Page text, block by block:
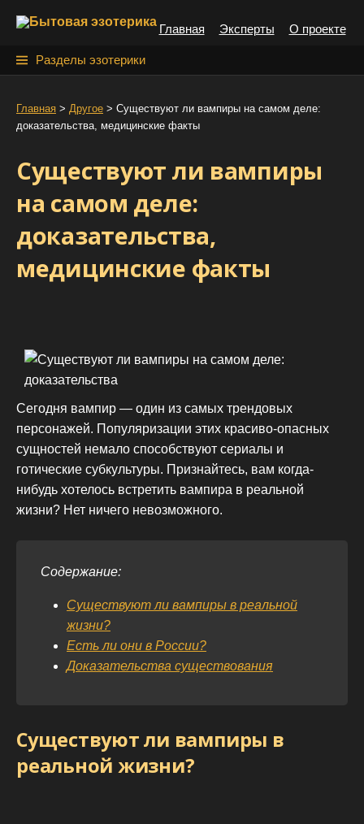
Главная Эксперты О проекте
Разделы эзотерики
:
Главная > Другое > Cуществуют ли вампиры на самом деле:
доказательства, медицинские факты
Cуществуют ли вампиры
на самом деле:
доказательства,
медицинские факты
Сегодня вампир — один из самых трендовых
персонажей. Популяризации этих красиво-опасных
сущностей немало способствуют сериалы и
готические субкультуры. Признайтесь, вам когда-
нибудь хотелось встретить вампира в реальной
жизни? Нет ничего невозможного.
Содержание:
Существуют ли вампиры в реальной
жизни?
Есть ли они в России?
Доказательства существования
Существуют ли вампиры в
реальной жизни?